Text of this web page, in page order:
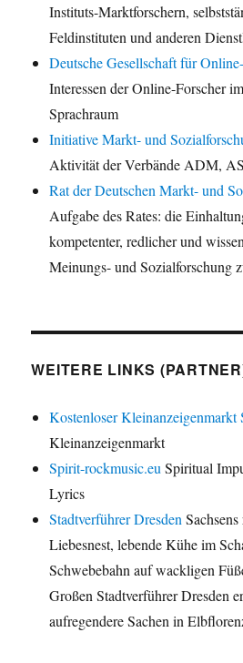
Instituts-Marktforschern,
Feldinstituten und anderen
Deutsche Gesellschaft für
Interessen der Online-Forscher
Sprachraum
Initiative Markt- und
Aktivität der Verbände ADM,
Rat der Deutschen Markt- und
Aufgabe des Rates: die
kompetenter, redlicher und
Meinungs- und Sozialforschung
WEITERE LINKS
Kostenloser Kleinanzeigenmarkt
Kleinanzeigenmarkt
Spirit-rockmusic.eu Spiritual
Lyrics
Stadtverführer Dresden
Liebesnest, lebende Kühe im
Schwebebahn auf wackligen
Großen Stadtverführer Dresden
aufregendere Sachen in